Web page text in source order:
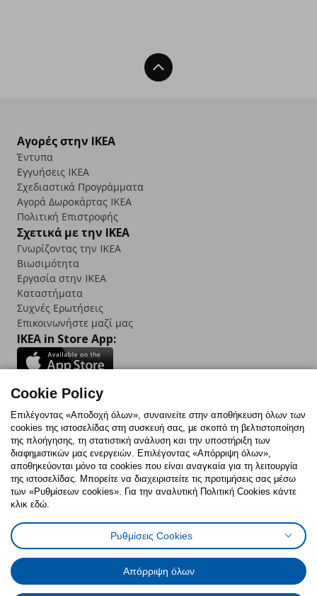
Back To Top
Αγορές στην IKEA
Έντυπα
Εγγυήσεις IKEA
Σχεδιαστικά Προγράμματα
Αγορά Δωρoκάρτας IKEA
Πολιτική Επιστροφής
Σχετικά με την IKEA
Γνωρίζοντας την IKEA
Βιωσιμότητα
Εργασία στην IKEA
Καταστήματα
Συχνές Ερωτήσεις
Επικοινωνήστε μαζί μας
IKEA in Store App:
Follow us:
FacebookInstagram
TikTokYoutubePinterestTwitter
Πολιτική CookiesΔήλωση ψηφιακής προσβασιμότητας
Ρυθμίσεις cookiesΌροι Χρήσης
Γενική Πολιτική Προσωπικών Δεδομένων
Πολιτική Προσωπικών Δεδομένων για ΙΚΕΑ.gr
Κώδικας Καταναλωτικής Δεοντολογίας
Cookie Policy
Επιλέγοντας «Αποδοχή όλων», συναινείτε στην αποθήκευση όλων των
cookies της ιστοσελίδας στη συσκευή σας, με σκοπό τη βελτιστοποίηση
της πλοήγησης, τη στατιστική ανάλυση και την υποστήριξη των
διαφημιστικών μας ενεργειών. Επιλέγοντας «Απόρριψη όλων»,
αποθηκεύονται μόνο τα cookies που είναι αναγκαία για τη λειτουργία
της ιστοσελίδας. Μπορείτε να διαχειριστείτε τις προτιμήσεις σας μέσω
των «Ρυθμίσεων cookies». Για την αναλυτική Πολιτική Cookies κάντε
κλικ εδώ.
Ρυθμίσεις Cookies
Απόρριψη όλων